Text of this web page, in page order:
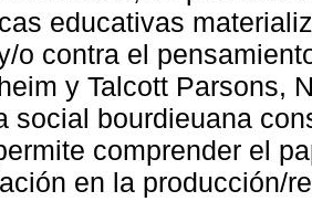
educativas
o contra el
y Talcott Parsons,
social bourdieuana
comprender el
en la producción/